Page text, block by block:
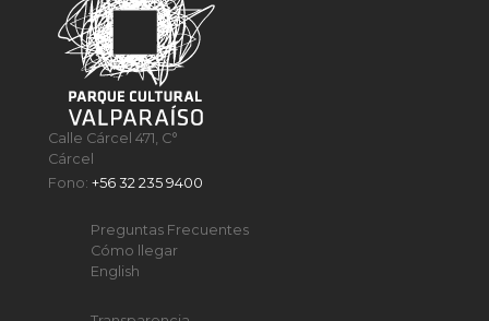
Calle Cárcel 471, C°
Cárcel
Fono:+56 32 235 9400
Preguntas Frecuentes
Cómo llegar
English